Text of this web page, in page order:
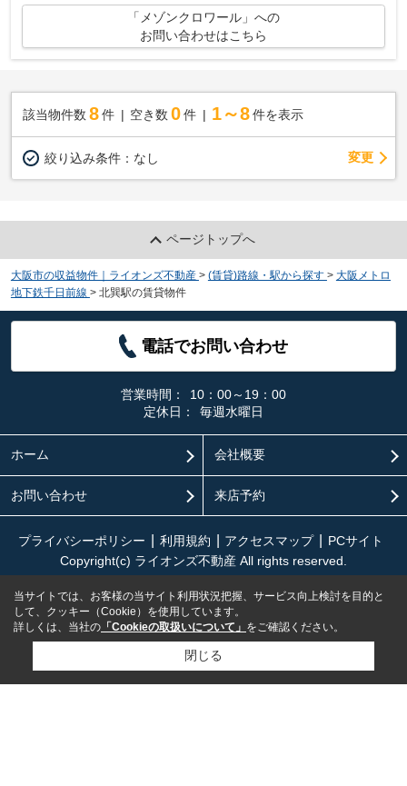
「メゾンクロワール」への
お問い合わせはこちら
該当物件数 8件 空き数 0 件 1～8 件を表示
絞り込み条件： なし 変更
ページトップへ
大阪市の収益物件｜ライオンズ不動産 > (賃貸)路線・駅から探す > 大阪メトロ
地下鉄千日前線 > 北巽駅の賃貸物件
電話でお問い合わせ
営業時間：
10：00～19：00
定休日：
毎週水曜日
ホーム 会社概要
お問い合わせ 来店予約
プライバシーポリシー 利用規約 アクセスマップ
PCサイト
Copyright(c) ライオンズ不動産 All rights reserved.
当サイトでは、お客様の当サイト利用状況把握、サービス向上検討を目的と
して、クッキー（Cookie）を使用しています。
詳しくは、当社の 「Cookieの取扱いについて」 をご確認ください。
閉じる